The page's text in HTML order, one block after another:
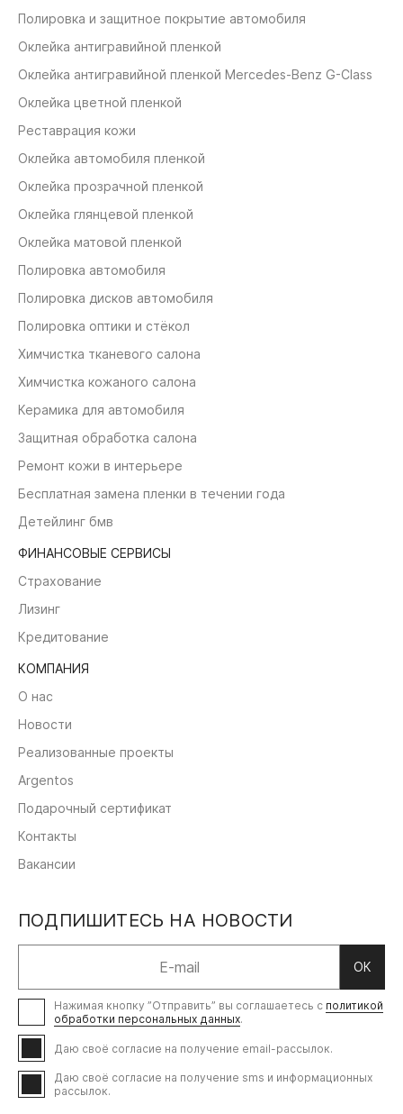
Полировка и защитное покрытие автомобиля
Оклейка антигравийной пленкой
Оклейка антигравийной пленкой Mercedes-Benz G-Class
Оклейка цветной пленкой
Реставрация кожи
Оклейка автомобиля пленкой
Оклейка прозрачной пленкой
Оклейка глянцевой пленкой
Оклейка матовой пленкой
Полировка автомобиля
Полировка дисков автомобиля
Полировка оптики и стёкол
Химчистка тканевого салона
Химчистка кожаного салона
Керамика для автомобиля
Защитная обработка салона
Ремонт кожи в интерьере
Бесплатная замена пленки в течении года
Детейлинг бмв
КОМПАНИЯ
О нас
Новости
Реализованные проекты
Argentos
Подарочный сертификат
Контакты
Вакансии
ФИНАНСОВЫЕ СЕРВИСЫ
Страхование
Лизинг
Кредитование
ПОДПИШИТЕСЬ НА НОВОСТИ
ОК
Нажимая кнопку ”Отправить” вы соглашаетесь с политикой
обработки персональных данных.
Даю своё согласие на получение email-рассылок.
Даю своё согласие на получение sms и информационных
рассылок.